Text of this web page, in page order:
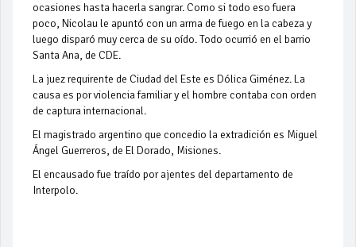
ocasiones hasta hacerla sangrar. Como si todo eso fuera
poco, Nicolau le apuntó con un arma de fuego en la cabeza y
luego disparó muy cerca de su oído. Todo ocurrió en el barrio
Santa Ana, de CDE.
La juez requirente de Ciudad del Este es Dólica Giménez. La
causa es por violencia familiar y el hombre contaba con orden
de captura internacional.
El magistrado argentino que concedio la extradición es Miguel
Ángel Guerreros, de El Dorado, Misiones.
El encausado fue traído por ajentes del departamento de
Interpolo.